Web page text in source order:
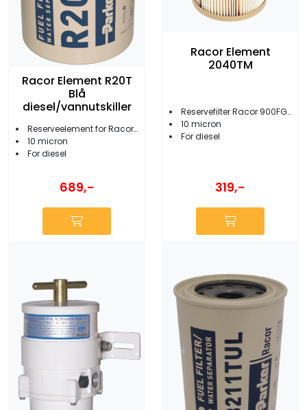
Racor Element R20T
Blå
diesel/vannutskiller
Reserveelement for Racor 230R
10 micron
For diesel
689,-
Racor Element
2040TM
Reservefilter Racor 900FG/MA vannutskiller
10 micron
For diesel
319,-